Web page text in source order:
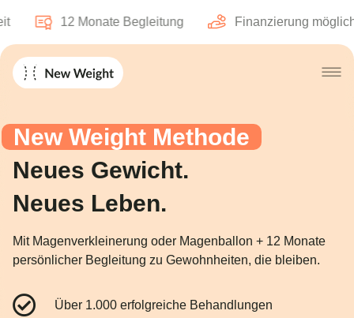
12 Monate Begleitung Finanzierung möglich
New Weight Methode
Neues Gewicht.
Neues Leben.
Mit Magenverkleinerung oder Magenballon + 12 Monate
persönlicher Begleitung zu Gewohnheiten, die bleiben.
Über 1.000 erfolgreiche Behandlungen